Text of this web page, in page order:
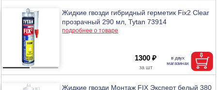
Жидкие гвозди гибридный герметик Fix2 Clear
прозрачный 290 мл, Tytan 73914
подробнее о товаре
1300 ₽
Жидкие гвозди Монтаж FIX Эксперт белый 380